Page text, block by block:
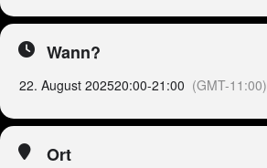
Wann?
22. August 202520:00-21:00 (GMT-11:00)
Ort